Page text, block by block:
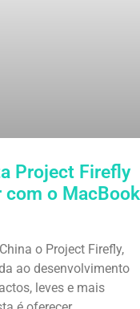
Project Firefly
com o MacBook
o Project Firefly,
ao desenvolvimento
leves e mais